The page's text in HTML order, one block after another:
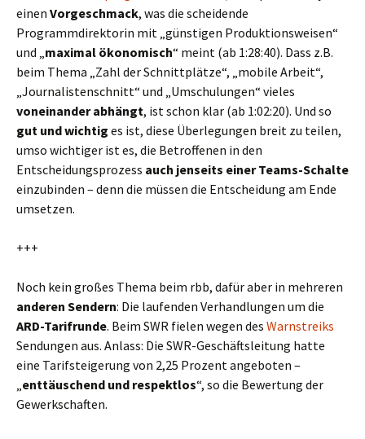
einen Vorgeschmack, was die scheidende
Programmdirektorin mit „günstigen Produktionsweisen“
und „maximal ökonomisch“ meint (ab 1:28:40). Dass z.B.
beim Thema „Zahl der Schnittplätze“, „mobile Arbeit“,
„Journalistenschnitt“ und „Umschulungen“ vieles
voneinander abhängt, ist schon klar (ab 1:02:20). Und so
gut und wichtig es ist, diese Überlegungen breit zu teilen,
umso wichtiger ist es, die Betroffenen in den
Entscheidungsprozess auch jenseits einer Teams-Schalte
einzubinden – denn die müssen die Entscheidung am Ende
umsetzen.
+++
Noch kein großes Thema beim rbb, dafür aber in mehreren
anderen Sendern: Die laufenden Verhandlungen um die
ARD-Tarifrunde. Beim SWR fielen wegen des Warnstreiks
Sendungen aus. Anlass: Die SWR-Geschäftsleitung hatte
eine Tarifsteigerung von 2,25 Prozent angeboten –
„enttäuschend und respektlos“, so die Bewertung der
Gewerkschaften.